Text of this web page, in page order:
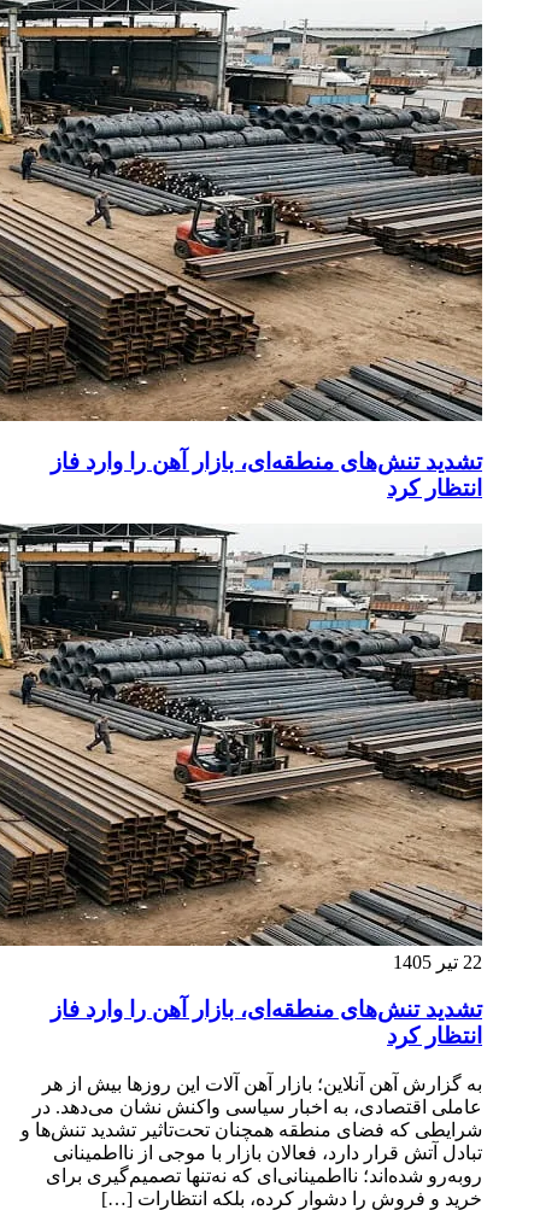
تشدید تنش‌های منطقه‌ای، بازار آهن را وارد فاز
انتظار کرد
22 تیر 1405
تشدید تنش‌های منطقه‌ای، بازار آهن را وارد فاز
انتظار کرد
به گزارش آهن آنلاین؛ بازار آهن آلات این روزها بیش از هر
عاملی اقتصادی، به اخبار سیاسی واکنش نشان می‌دهد. در
شرایطی که فضای منطقه همچنان تحت‌تاثیر تشدید تنش‌ها و
تبادل آتش قرار دارد، فعالان بازار با موجی از نااطمینانی
روبه‌رو شده‌اند؛ نااطمینانی‌ای که نه‌تنها تصمیم‌گیری برای
خرید و فروش را دشوار کرده، بلکه انتظارات […]